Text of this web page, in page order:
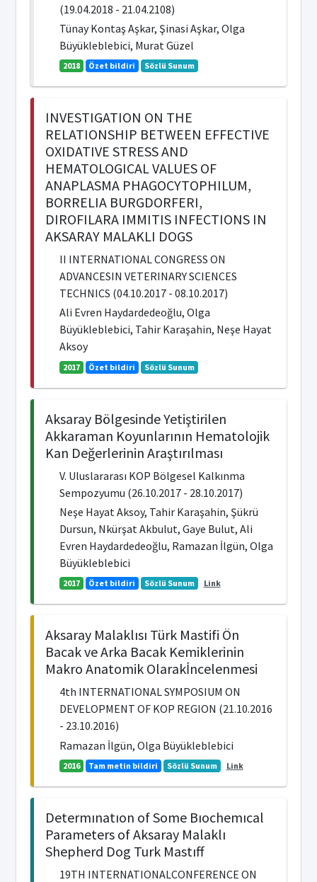
(19.04.2018 - 21.04.2108)
Tünay Kontaş Aşkar, Şinasi Aşkar, Olga
Büyükleblebici, Murat Güzel
2018 Özet bildiri Sözlü Sunum
INVESTIGATION ON THE
RELATIONSHIP BETWEEN EFFECTIVE
OXIDATIVE STRESS AND
HEMATOLOGICAL VALUES OF
ANAPLASMA PHAGOCYTOPHILUM,
BORRELIA BURGDORFERI,
DIROFILARA IMMITIS INFECTIONS IN
AKSARAY MALAKLI DOGS
II INTERNATIONAL CONGRESS ON
ADVANCESIN VETERINARY SCIENCES
TECHNICS (04.10.2017 - 08.10.2017)
Ali Evren Haydardedeoğlu, Olga
Büyükleblebici, Tahir Karaşahin, Neşe Hayat
Aksoy
2017 Özet bildiri Sözlü Sunum
Aksaray Bölgesinde Yetiştirilen
Akkaraman Koyunlarının Hematolojik
Kan Değerlerinin Araştırılması
V. Uluslararası KOP Bölgesel Kalkınma
Sempozyumu (26.10.2017 - 28.10.2017)
Neşe Hayat Aksoy, Tahir Karaşahin, Şükrü
Dursun, Nkürşat Akbulut, Gaye Bulut, Ali
Evren Haydardedeoğlu, Ramazan İlgün, Olga
Büyükleblebici
2017 Özet bildiri Sözlü Sunum Link
Aksaray Malaklısı Türk Mastifi Ön
Bacak ve Arka Bacak Kemiklerinin
Makro Anatomik Olarakİncelenmesi
4th INTERNATIONAL SYMPOSIUM ON
DEVELOPMENT OF KOP REGION (21.10.2016
- 23.10.2016)
Ramazan İlgün, Olga Büyükleblebici
2016 Tam metin bildiri Sözlü Sunum Link
Determınatıon of Some Bıochemıcal
Parameters of Aksaray Malaklı
Shepherd Dog Turk Mastıff
19TH INTERNATIONALCONFERENCE ON